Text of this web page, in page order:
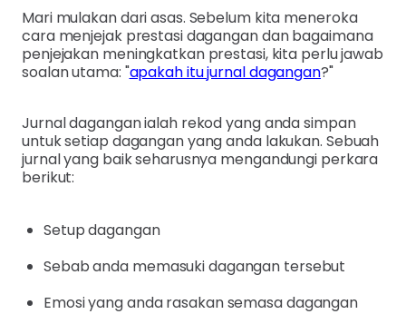
Mari mulakan dari asas. Sebelum kita meneroka
cara menjejak prestasi dagangan dan bagaimana
penjejakan meningkatkan prestasi, kita perlu jawab
soalan utama: "apakah itu jurnal dagangan?"
Jurnal dagangan ialah rekod yang anda simpan
untuk setiap dagangan yang anda lakukan. Sebuah
jurnal yang baik seharusnya mengandungi perkara
berikut:
Setup dagangan
Sebab anda memasuki dagangan tersebut
Emosi yang anda rasakan semasa dagangan